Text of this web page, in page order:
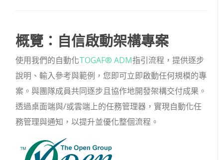
概覽：自信啟動架構專案
使用我們的自動化TOGAF® ADM指引流程，提供逐步
說明、輸入參考與範例，您即可立即啟動任何規模的專
案。與團隊成員共同逐步且協作地開發架構交付成果。
透過桌面端與/或雲端上的任務管理器，實現自動化任
務管理與通知，以提升並優化整個流程。